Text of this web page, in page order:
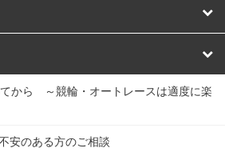
輪場 取手競輪場 宇都宮競輪場
から ～競輪・オートレースは適度に楽
安のある方のご相談